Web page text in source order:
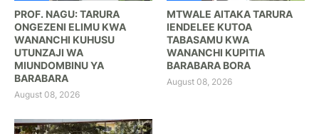
PROF. NAGU: TARURA
ONGEZENI ELIMU KWA
WANANCHI KUHUSU
UTUNZAJI WA
MIUNDOMBINU YA
BARABARA ‎
August 08, 2026
MTWALE AITAKA TARURA
IENDELEE KUTOA
TABASAMU KWA
WANANCHI KUPITIA
BARABARA BORA ‎
August 08, 2026